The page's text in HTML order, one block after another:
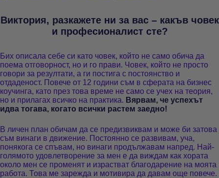
Виктория, разкажете ни за вас – какъв човек
и професионалист сте?
Бих описала себе си като човек, който не само обича да
поема отговорност, но и го прави. Човек, който не просто
говори за резултати, а ги постига с постоянство и
отдаденост. Повече от 12 години съм в сферата на бизнес
коучинга, като през това време не само се учех на теория,
но и прилагах всичко на практика. Вярвам, че успехът
идва тогава, когато всички растем заедно!
В личен план обичам да се предизвиквам и може би затова
съм винаги в движение. Постоянно се развивам, уча,
понякога се спъвам, но винаги продължавам напред. Най-
голямото удовлетворение за мен е да виждам как хората
около мен се променят и израстват благодарение на моята
работа. Това ме зарежда и мотивира да давам още повече.